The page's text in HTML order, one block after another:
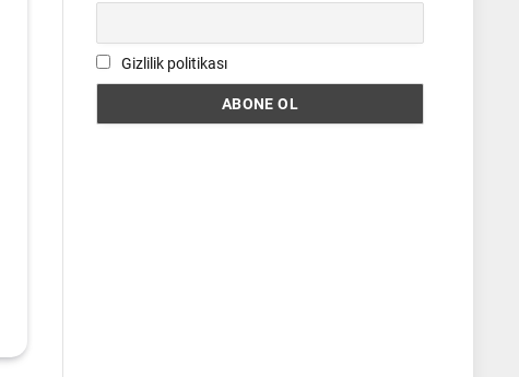
Gizlilik politikası